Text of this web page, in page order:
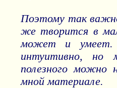
Поэтому так
же творится в
может и умеет.
интуитивно, но
полезного можно
мной материале.